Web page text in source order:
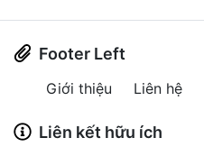
Footer Left
Giới thiệu Liên hệ
Liên kết hữu ích